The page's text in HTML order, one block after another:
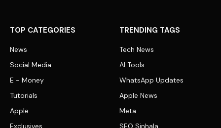
TOP CATEGORIES
News
Social Media
E - Money
Tutorials
Apple
Exclusives
TRENDING TAGS
Tech News
AI Tools
WhatsApp Updates
Apple News
Meta
SEO Sinhala